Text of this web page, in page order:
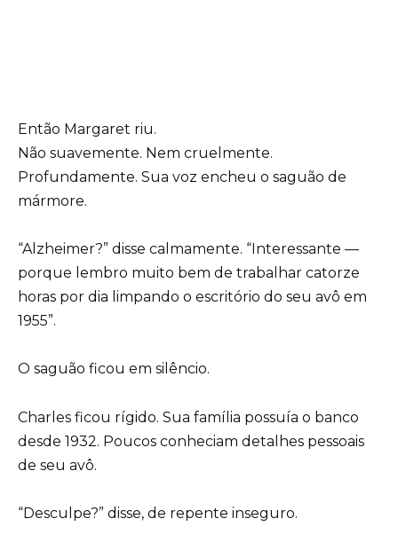
Então Margaret riu.
Não suavemente. Nem cruelmente.
Profundamente. Sua voz encheu o saguão de
mármore.
“Alzheimer?” disse calmamente. “Interessante —
porque lembro muito bem de trabalhar catorze
horas por dia limpando o escritório do seu avô em
1955”.
O saguão ficou em silêncio.
Charles ficou rígido. Sua família possuía o banco
desde 1932. Poucos conheciam detalhes pessoais
de seu avô.
“Desculpe?” disse, de repente inseguro.